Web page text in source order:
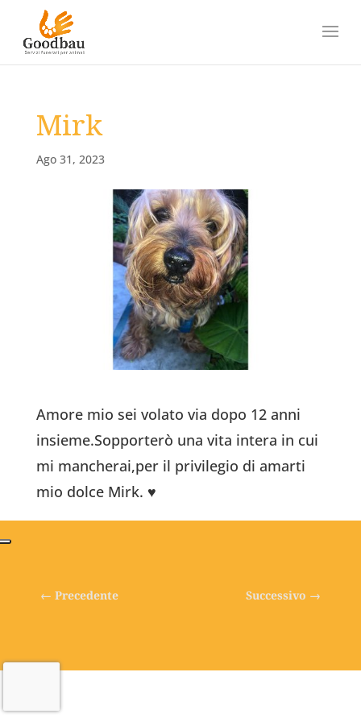
Mirk
Ago 31, 2023
Amore mio sei volato via dopo 12 anni
insieme.Sopporterò una vita intera in cui
mi mancherai,per il privilegio di amarti
mio dolce Mirk. ♥️
← Precedente Successivo →